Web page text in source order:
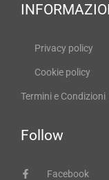
Privacy policy
Cookie policy
Termini e Condizioni
Follow
Facebook